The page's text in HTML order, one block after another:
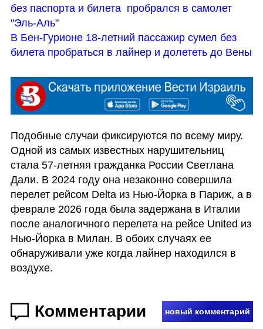
без паспорта и билета  пробрался в самолет
"Эль-Аль"
В Бен-Гурионе 18-летний пассажир сумел без
Подобные случаи фиксируются по всему миру.
Одной из самых известных нарушительниц
стала 57-летняя гражданка России Светлана
Дали. В 2024 году она незаконно совершила
перелет рейсом Delta из Нью-Йорка в Париж, а в
феврале 2026 года была задержана в Италии
после аналогичного перелета на рейсе United из
Нью-Йорка в Милан. В обоих случаях ее
обнаруживали уже когда лайнер находился в
воздухе.
Комментарии новый комментарий